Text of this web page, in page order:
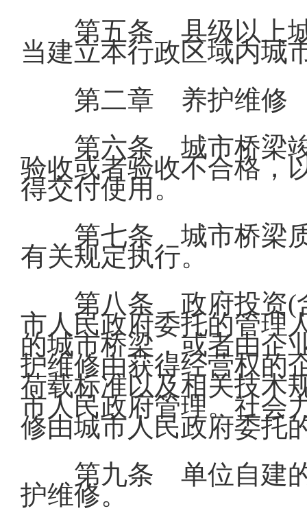
第五条 县级以上
当建立本行政区域内城
第二章 养护维修
第六条 城市桥梁
验收或者验收不合格，
得交付使用。
第七条 城市桥梁
有关规定执行。
第八条 政府投资(
市人民政府委托的管理
的城市桥梁，或者由企
护维修由获得经营权的
荷载标准以及相关技术
市人民政府管理。社会
修由城市人民政府委托
第九条 单位自建
护维修。